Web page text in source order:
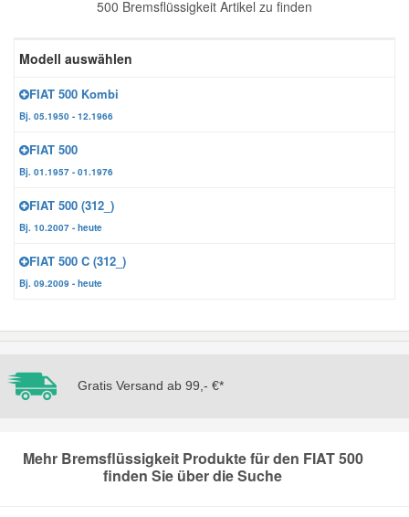
500 Bremsflüssigkeit Artikel zu finden
Modell auswählen
FIAT 500 Kombi
Bj. 05.1950 - 12.1966
FIAT 500
Bj. 01.1957 - 01.1976
FIAT 500 (312_)
Bj. 10.2007 - heute
FIAT 500 C (312_)
Bj. 09.2009 - heute
Gratis Versand ab 99,- €*
Mehr Bremsflüssigkeit Produkte für den FIAT 500
finden Sie über die Suche
Zündanlage und Glühanlage
Jeep Ersatzteile
Kia Ersatzteile
Lancia Ersatzteile
Mazda Ersatzteile